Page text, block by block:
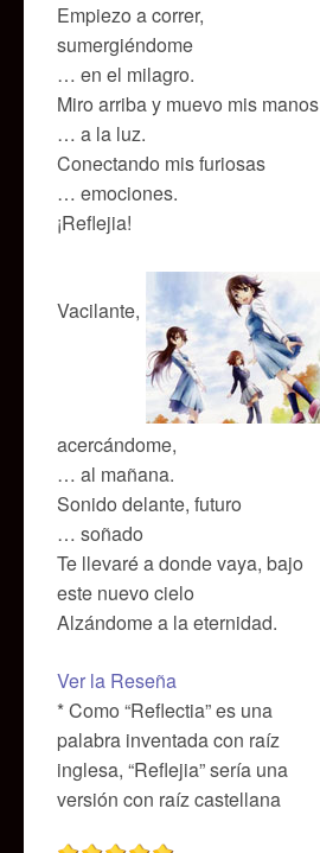
Empiezo a correr,
sumergiéndome
… en el milagro.
Miro arriba y muevo mis manos
… a la luz.
Conectando mis furiosas
… emociones.
¡Reflejia!
Vacilante,
acercándome,
… al mañana.
Sonido delante, futuro
… soñado
Te llevaré a donde vaya, bajo
este nuevo cielo
Alzándome a la eternidad.
Ver la Reseña
* Como “Reflectia” es una
palabra inventada con raíz
inglesa, “Reflejia” sería una
versión con raíz castellana